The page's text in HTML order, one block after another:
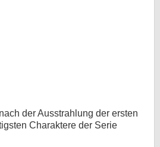
der Ausstrahlung der ersten
Charaktere der Serie